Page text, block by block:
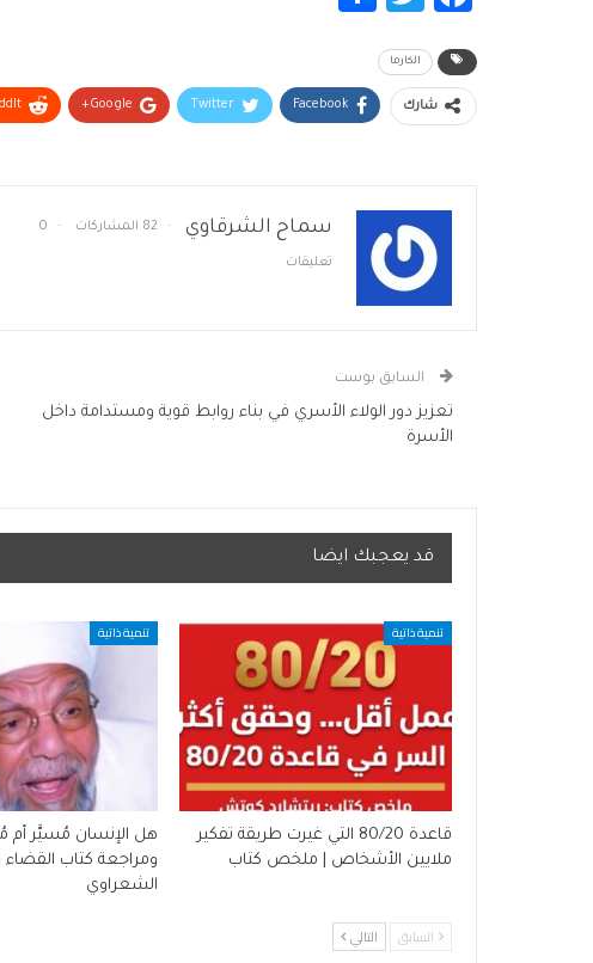
الكارما
شارك Facebook
Twitter
Google+
سماح الشرقاوي 82 المشاركات 0
تعليقات
السابق بوست
تعزيز دور الولاء الأسري في بناء روابط قوية ومستدامة داخل
الأسرة
قد يعجبك ايضا
تنمية ذاتية
قاعدة 80/20 التي غيرت طريقة تفكير
ملايين الأشخاص | ملخص كتاب
تنمية ذاتية
هل الإنسان مُسيَّر أم
ومراجعة كتاب القضاء
الشعراوي
السابق التالي